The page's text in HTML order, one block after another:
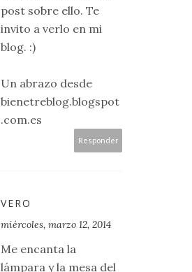
post sobre ello. Te
invito a verlo en mi
blog. :)
Un abrazo desde
bienetreblog.blogspot
.com.es
Responder
VERO
miércoles, marzo 12, 2014
Me encanta la
lámpara y la mesa del